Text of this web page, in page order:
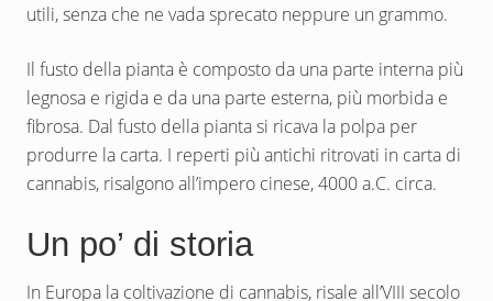
utili, senza che ne vada sprecato neppure un grammo.
Il fusto della pianta è composto da una parte interna più
legnosa e rigida e da una parte esterna, più morbida e
fibrosa. Dal fusto della pianta si ricava la polpa per
produrre la carta. I reperti più antichi ritrovati in carta di
cannabis, risalgono all’impero cinese, 4000 a.C. circa.
Un po’ di storia
In Europa la coltivazione di cannabis, risale all’VIII secolo